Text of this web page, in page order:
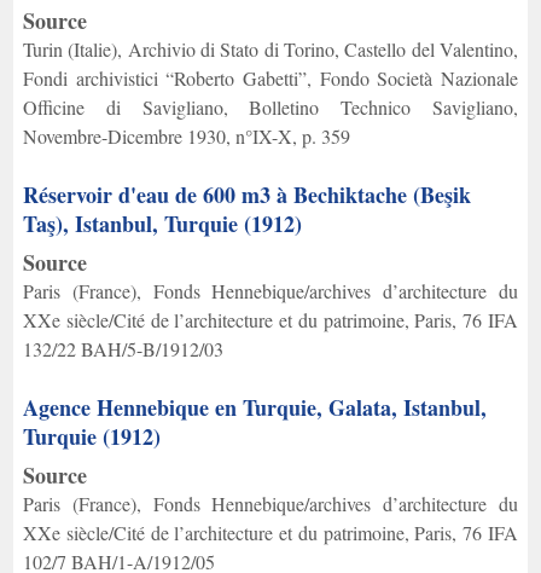
Source
Turin (Italie), Archivio di Stato di Torino, Castello del Valentino,
Fondi archivistici “Roberto Gabetti”, Fondo Società Nazionale
Officine di Savigliano, Bolletino Technico Savigliano,
Novembre-Dicembre 1930, n°IX-X, p. 359
Réservoir d'eau de 600 m3 à Bechiktache (Beşik
Taş), Istanbul, Turquie (1912)
Source
Paris (France), Fonds Hennebique/archives d’architecture du
XXe siècle/Cité de l’architecture et du patrimoine, Paris, 76 IFA
132/22 BAH/5-B/1912/03
Agence Hennebique en Turquie, Galata, Istanbul,
Turquie (1912)
Source
Paris (France), Fonds Hennebique/archives d’architecture du
XXe siècle/Cité de l’architecture et du patrimoine, Paris, 76 IFA
102/7 BAH/1-A/1912/05